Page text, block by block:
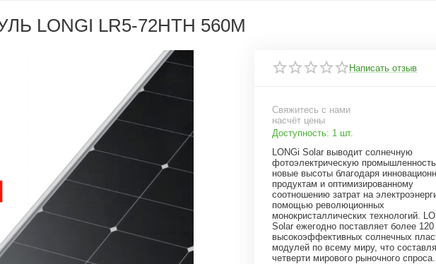
LONGI LR5-72HTH 560M
Написать отзыв
Свяжитесь с нами
насчёт цены
Доступность: 1 шт.
LONGi Solar выводит солнечную
фотоэлектрическую
новые высоты благодаря
продуктам и оптимизированному
соотношению затрат на
помощью революционных
монокристаллических технологий.
Solar ежегодно поставляет более
высокоэффективных солнечных
модулей по всему миру, что
четверти мирового рыночного спроса.